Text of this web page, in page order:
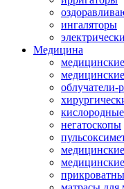
ингаляторы
Медицина
облучатели-
негатоскопы